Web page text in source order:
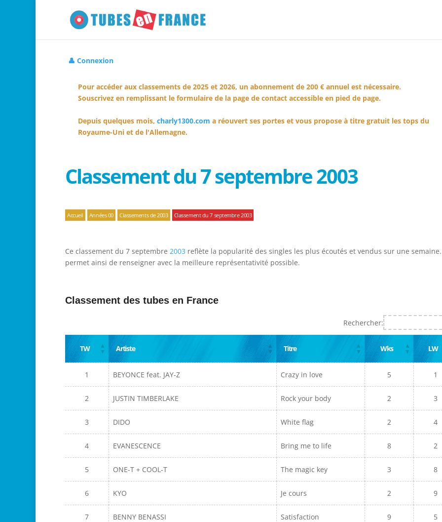
👤 Connexion
Pour accéder aux classements de 2025 et 2026, un abonnement de 200 € annuel est nécessaire.
Souscrivez en remplissant le formulaire de la page de contact accessible en pied de page.
Depuis quelques mois, charly1300.com a réouvert ses portes et vous propose à titre gratuit les tops du
Royaume-Uni et de l'Allemagne.
Classement du 7 septembre 2003
Accueil Années 00 Classements de 2003 Classement du 7 septembre 2003
Ce classement du 7 septembre 2003 reflète la popularité des singles les plus écoutés et vendus sur une
permet ainsi de renseigner avec la meilleure représentativité possible.
Classement des tubes en France
Rechercher:
TW Artiste Titre Wks LW
1 BEYONCE feat. JAY-Z Crazy in love 5 1
2 JUSTIN TIMBERLAKE Rock your body 2 3
3 DIDO White flag 2 4
4 EVANESCENCE Bring me to life 8 2
5 ONE-T + COOL-T The magic key 3 8
6 KYO Je cours 2 9
7 BENNY BENASSI Satisfaction 9 5